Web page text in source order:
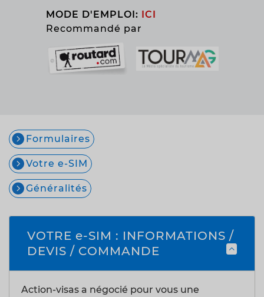
MODE D'EMPLOI: ICI
Recommandé par
Formulaires
Votre e-SIM
Généralités
VOTRE e-SIM : INFORMATIONS /
DEVIS / COMMANDE
Action-visas a négocié pour vous une